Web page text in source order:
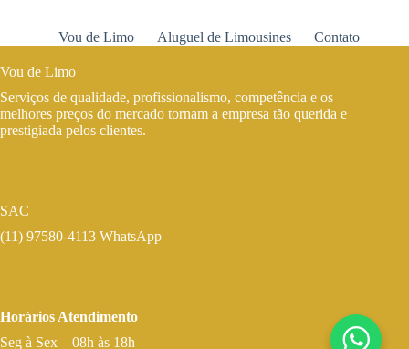
Vou de Limo Aluguel de Limousines Contato
Vou de Limo
Serviços de qualidade, profissionalismo, competência e os
melhores preços do mercado tornam a empresa tão querida e
prestigiada pelos clientes.
SAC
(11) 97580-4113 WhatsApp
Horários Atendimento
Seg à Sex – 08h às 18h